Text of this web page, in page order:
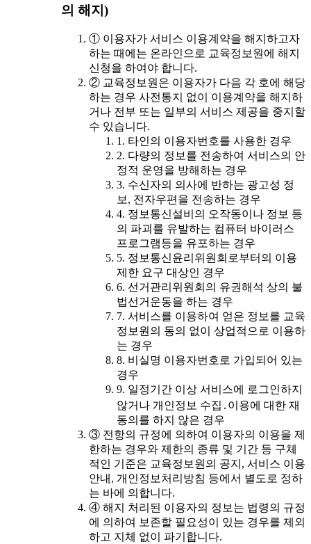
의 해지)
① 이용자가 서비스 이용계약을 해지하고자
하는 때에는 온라인으로 교육정보원에 해지
신청을 하여야 합니다.
② 교육정보원은 이용자가 다음 각 호에 해당
하는 경우 사전통지 없이 이용계약을 해지하
거나 전부 또는 일부의 서비스 제공을 중지할
수 있습니다.
1. 타인의 이용자번호를 사용한 경우
2. 다량의 정보를 전송하여 서비스의 안
정적 운영을 방해하는 경우
3. 수신자의 의사에 반하는 광고성 정
보, 전자우편을 전송하는 경우
4. 정보통신설비의 오작동이나 정보 등
의 파괴를 유발하는 컴퓨터 바이러스
프로그램등을 유포하는 경우
5. 정보통신윤리위원회로부터의 이용
제한 요구 대상인 경우
6. 선거관리위원회의 유권해석 상의 불
법선거운동을 하는 경우
7. 서비스를 이용하여 얻은 정보를 교육
정보원의 동의 없이 상업적으로 이용하
는 경우
8. 비실명 이용자번호로 가입되어 있는
경우
9. 일정기간 이상 서비스에 로그인하지
않거나 개인정보 수집․이용에 대한 재
동의를 하지 않은 경우
③ 전항의 규정에 의하여 이용자의 이용을 제
한하는 경우와 제한의 종류 및 기간 등 구체
적인 기준은 교육정보원의 공지, 서비스 이용
안내, 개인정보처리방침 등에서 별도로 정하
는 바에 의합니다.
④ 해지 처리된 이용자의 정보는 법령의 규정
에 의하여 보존할 필요성이 있는 경우를 제외
하고 지체 없이 파기합니다.